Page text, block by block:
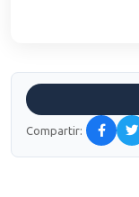
Compartir: